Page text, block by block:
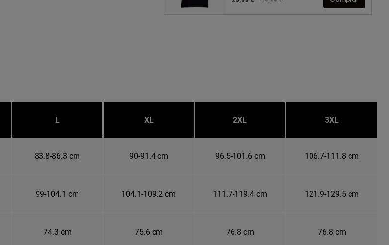
L XL 2XL 3XL
83.8-86.3 cm 90-91.4 cm 96.5-101.6 cm 106.7-111.8 cm
99-104.1 cm 104.1-109.2 cm 111.7-119.4 cm 121.9-129.5 cm
74.3 cm 75.6 cm 76.8 cm 76.8 cm